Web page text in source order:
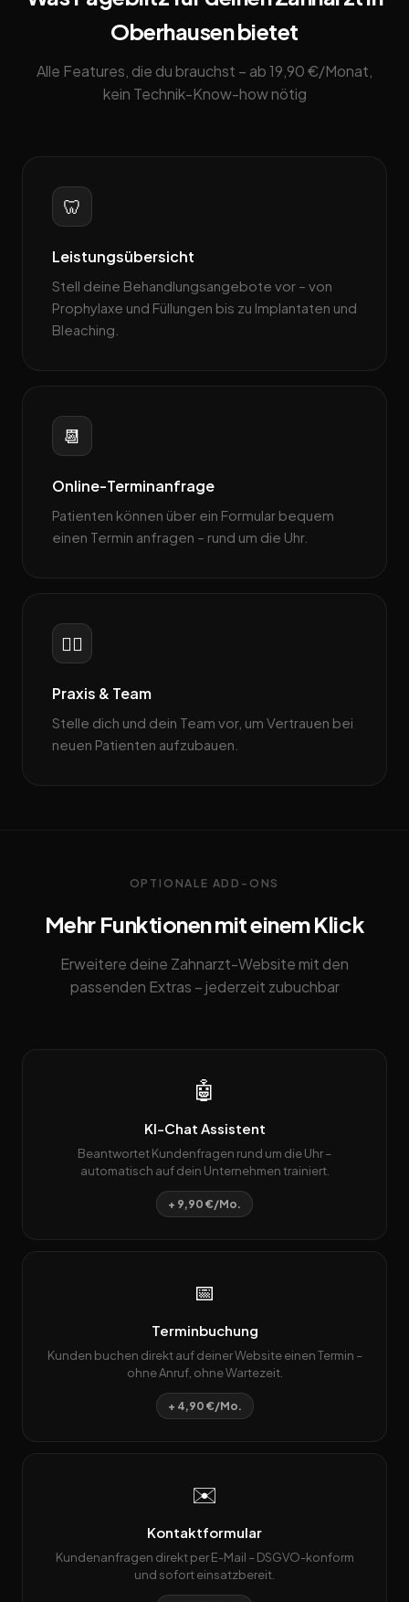
Oberhausen bietet
Alle Features, die du brauchst – ab 19,90 €/Monat,
kein Technik-Know-how nötig
🦷
Leistungsübersicht
Stell deine Behandlungsangebote vor – von
Prophylaxe und Füllungen bis zu Implantaten und
Bleaching.
📆
Online-Terminanfrage
Patienten können über ein Formular bequem
einen Termin anfragen – rund um die Uhr.
👨‍⚕️
Praxis & Team
Stelle dich und dein Team vor, um Vertrauen bei
neuen Patienten aufzubauen.
OPTIONALE ADD-ONS
Mehr Funktionen mit einem Klick
Erweitere deine Zahnarzt-Website mit den
passenden Extras – jederzeit zubuchbar
🤖
KI-Chat Assistent
Beantwortet Kundenfragen rund um die Uhr –
automatisch auf dein Unternehmen trainiert.
+ 9,90 €/Mo.
📅
Terminbuchung
Kunden buchen direkt auf deiner Website einen Termin –
ohne Anruf, ohne Wartezeit.
+ 4,90 €/Mo.
✉️
Kontaktformular
Kundenanfragen direkt per E-Mail – DSGVO-konform
und sofort einsatzbereit.